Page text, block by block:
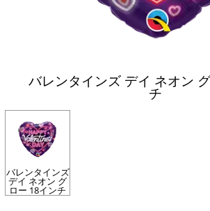
バレンタインズ デイ ネオン
チ
バレンタインズ
デイ ネオン グ
ロー 18インチ